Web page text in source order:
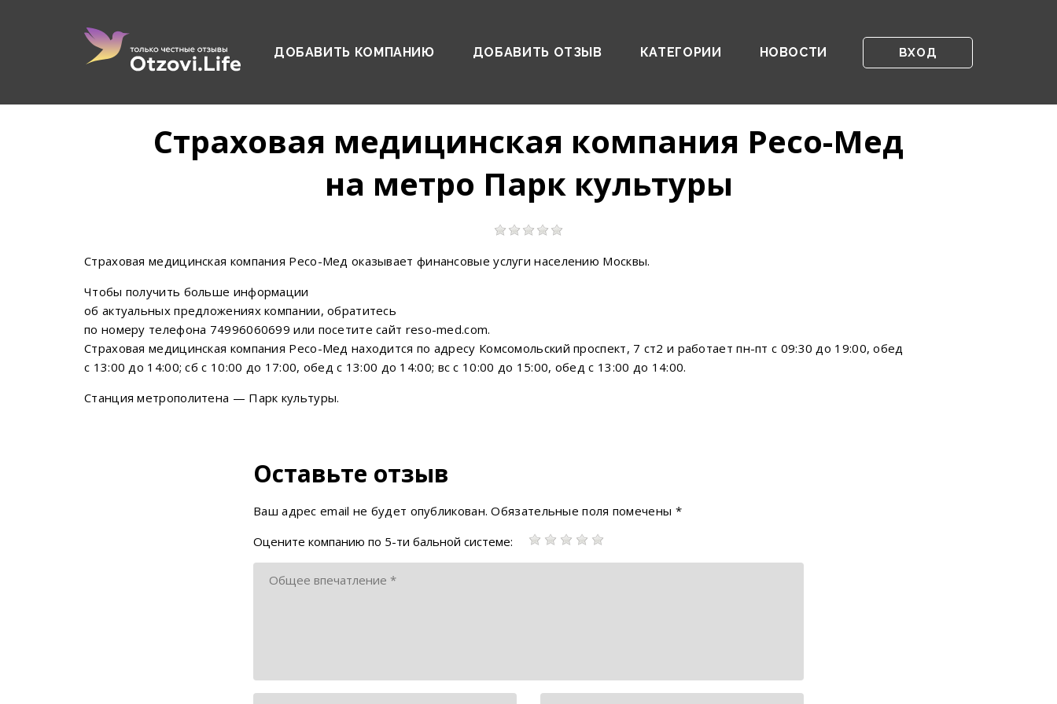
ДОБАВИТЬ КОМПАНИЮ ДОБАВИТЬ ОТЗЫВ КАТЕГОРИИ НОВОСТИ ВХОД
Страховая медицинская компания Ресо-Мед
на метро Парк культуры
Страховая медицинская компания Ресо-Мед оказывает финансовые услуги населению Москвы.
Чтобы получить больше информации
об актуальных предложениях компании, обратитесь
по номеру телефона 74996060699 или посетите сайт reso-med.com.
Страховая медицинская компания Ресо-Мед находится по адресу Комсомольский проспект, 7 ст2 и работает пн-пт с 09:30 до 19:00, обед
с 13:00 до 14:00; сб с 10:00 до 17:00, обед с 13:00 до 14:00; вс с 10:00 до 15:00, обед с 13:00 до 14:00.
Станция метрополитена — Парк культуры.
Оставьте отзыв
Ваш адрес email не будет опубликован. Обязательные поля помечены *
Оцените компанию по 5-ти бальной системе: